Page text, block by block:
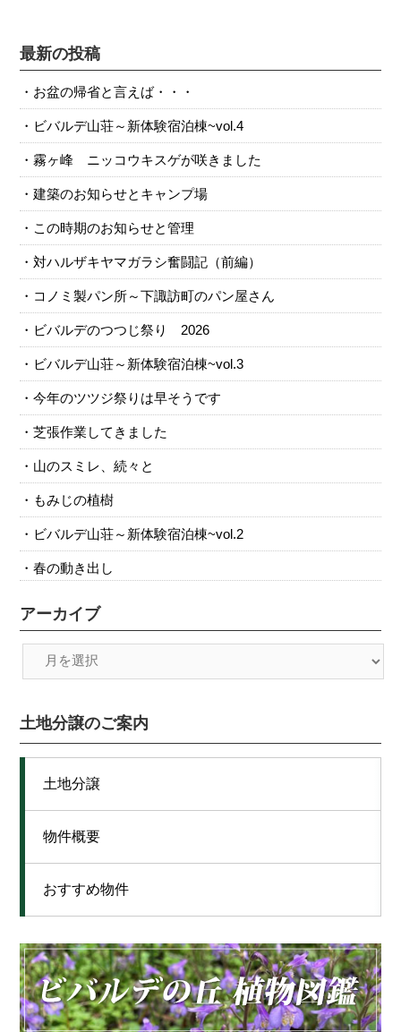
最新の投稿
お盆の帰省と言えば・・・
ビバルデ山荘～新体験宿泊棟~vol.4
霧ヶ峰 ニッコウキスゲが咲きました
建築のお知らせとキャンプ場
この時期のお知らせと管理
対ハルザキヤマガラシ奮闘記（前編）
コノミ製パン所～下諏訪町のパン屋さん
ビバルデのつつじ祭り 2026
ビバルデ山荘～新体験宿泊棟~vol.3
今年のツツジ祭りは早そうです
芝張作業してきました
山のスミレ、続々と
もみじの植樹
ビバルデ山荘～新体験宿泊棟~vol.2
春の動き出し
アーカイブ
土地分譲のご案内
土地分譲
物件概要
おすすめ物件